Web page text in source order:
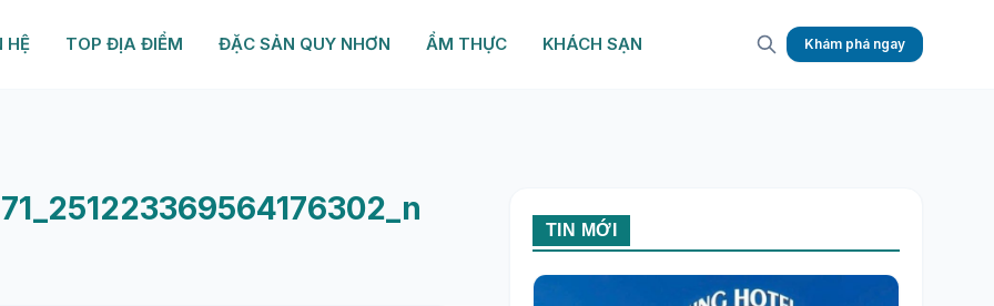
HỆ TOP ĐỊA ĐIỂM ĐẶC SẢN QUY NHƠN ẨM THỰC KHÁCH SẠN Khám phá ngay
TIN MỚI